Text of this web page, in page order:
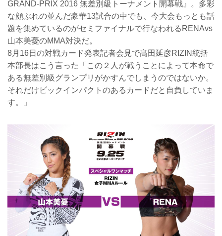
GRAND-PRIX 2016 無差別級トーナメント開幕戦』。多彩
な顔ぶれの並んだ豪華13試合の中でも、今大会もっとも話
題を集めているのがセミファイナルで行なわれるRENAvs
山本美憂のMMA対決だ。
8月16日の対戦カード発表記者会見で髙田延彦RIZIN統括
本部長はこう言った「この２人が戦うことによって本命で
ある無差別級グランプリがかすんでしまうのではないか。
それだけビックインパクトのあるカードだと自負していま
す。」